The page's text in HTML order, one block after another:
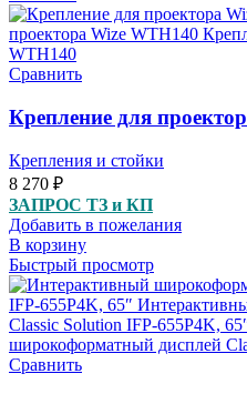
Сравнить
Крепление для
Крепления и стойки
8 270 ₽
ЗАПРОС ТЗ и КП
Добавить в пожелания
В корзину
Быстрый просмотр
Сравнить